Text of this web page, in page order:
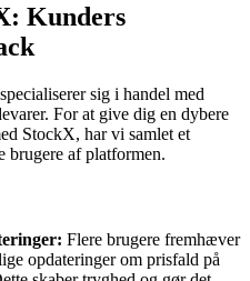
Kunders
sig i handel med
For at give dig en dybere
StockX, har vi samlet et
brugere af platformen.
Flere brugere fremhæver
opdateringer om prisfald på